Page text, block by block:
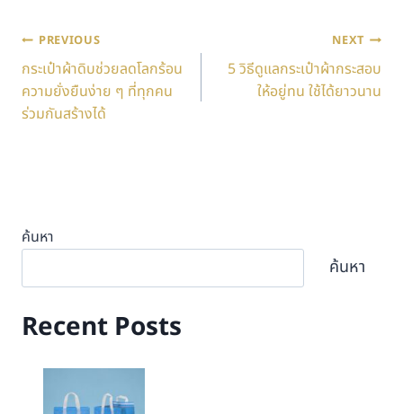
PREVIOUS
กระเป๋าผ้าดิบช่วยลดโลกร้อน
ความยั่งยืนง่าย ๆ ที่ทุกคน
ร่วมกันสร้างได้
NEXT
5 วิธีดูแลกระเป๋าผ้ากระสอบ
ให้อยู่ทน ใช้ได้ยาวนาน
ค้นหา
ค้นหา
Recent Posts